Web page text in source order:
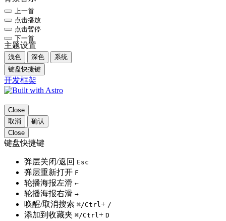
上一首
点击播放
点击暂停
下一首
主题设置
浅色 深色
系统
键盘快捷键
开发框架
Close
取消
确认
Close
键盘快捷键
弹层关闭/返回 Esc
弹层重新打开 F
轮播海报左滑 ←
轮播海报右滑 →
唤醒/取消搜索 ⌘/Ctrl + /
添加到收藏夹 ⌘/Ctrl + D